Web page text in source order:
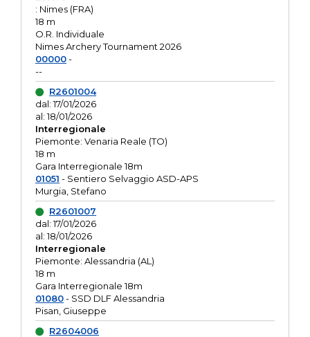
: Nimes (FRA)
18 m
O.R. Individuale
Nimes Archery Tournament 2026
00000-
--
R2601004
dal: 17/01/2026
al: 18/01/2026
Interregionale
Piemonte: Venaria Reale (TO)
18 m
Gara Interregionale 18m
01051 - Sentiero Selvaggio ASD-APS
Murgia, Stefano
R2601007
dal: 17/01/2026
al: 18/01/2026
Interregionale
Piemonte: Alessandria (AL)
18 m
Gara Interregionale 18m
01080- SSD DLF Alessandria
Pisan, Giuseppe
R2604006